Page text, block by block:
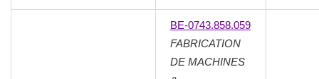
BE-0743.858.059
FABRICATION
DE MACHINES